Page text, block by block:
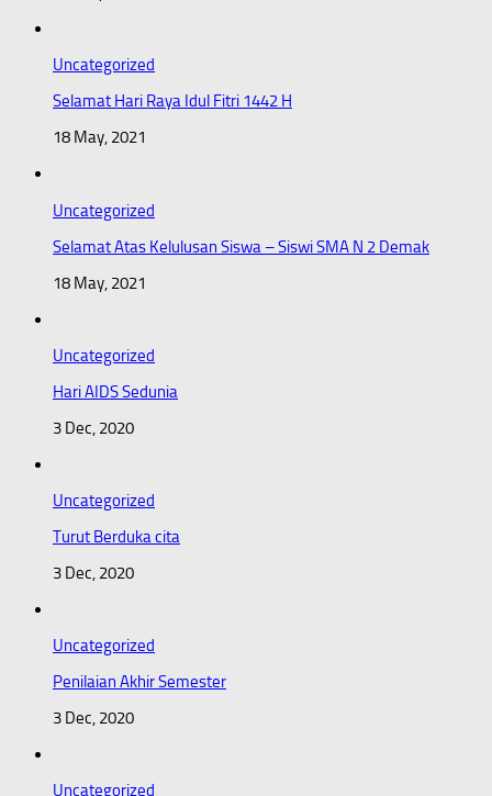
Uncategorized
Selamat Hari Raya Idul Fitri 1442 H
18 May, 2021
Uncategorized
Selamat Atas Kelulusan Siswa – Siswi SMA N 2 Demak
18 May, 2021
Uncategorized
Hari AIDS Sedunia
3 Dec, 2020
Uncategorized
Turut Berduka cita
3 Dec, 2020
Uncategorized
Penilaian Akhir Semester
3 Dec, 2020
Uncategorized